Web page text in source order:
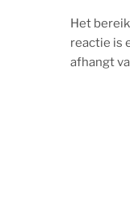
Het
reactie is
afhangt